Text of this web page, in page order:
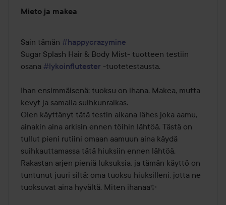
5
5
Mieto ja makea
Sain tämän #happycrazymine
Sugar Splash Hair & Body Mist- tuotteen testiin
osana #lykoinflutester -tuotetestausta.
Ihan ensimmäisenä: tuoksu on ihana. Makea, mutta
kevyt ja samalla suihkunraikas.
Olen käyttänyt tätä testin aikana lähes joka aamu,
ainakin aina arkisin ennen töihin lähtöä. Tästä on
tullut pieni rutiini omaan aamuun aina käydä
suihkauttamassa tätä hiuksiin ennen lähtöä.
Rakastan arjen pieniä luksuksia, ja tämän käyttö on
tuntunut juuri siltä: oma tuoksu hiuksilleni, jotta ne
tuoksuvat aina hyvältä. Miten ihanaa✨